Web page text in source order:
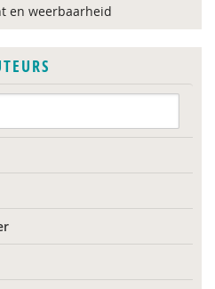
en weerbaarheid